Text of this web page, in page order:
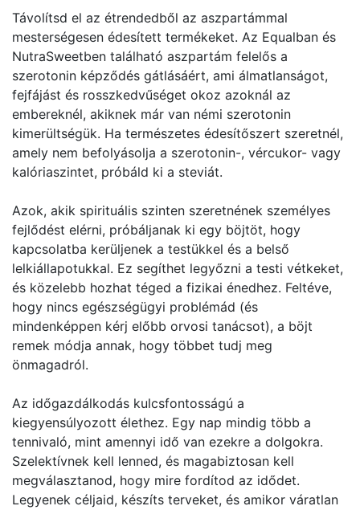
Távolítsd el az étrendedből az aszpartámmal
mesterségesen édesített termékeket. Az Equalban és
NutraSweetben található aszpartám felelős a
szerotonin képződés gátlásáért, ami álmatlanságot,
fejfájást és rosszkedvűséget okoz azoknál az
embereknél, akiknek már van némi szerotonin
kimerültségük. Ha természetes édesítőszert szeretnél,
amely nem befolyásolja a szerotonin-, vércukor- vagy
kalóriaszintet, próbáld ki a steviát.
Azok, akik spirituális szinten szeretnének személyes
fejlődést elérni, próbáljanak ki egy böjtöt, hogy
kapcsolatba kerüljenek a testükkel és a belső
lelkiállapotukkal. Ez segíthet legyőzni a testi vétkeket,
és közelebb hozhat téged a fizikai énedhez. Feltéve,
hogy nincs egészségügyi problémád (és
mindenképpen kérj előbb orvosi tanácsot), a böjt
remek módja annak, hogy többet tudj meg
önmagadról.
Az időgazdálkodás kulcsfontosságú a
kiegyensúlyozott élethez. Egy nap mindig több a
tennivaló, mint amennyi idő van ezekre a dolgokra.
Szelektívnek kell lenned, és magabiztosan kell
megválasztanod, hogy mire fordítod az idődet.
Legyenek céljaid, készíts terveket, és amikor váratlan